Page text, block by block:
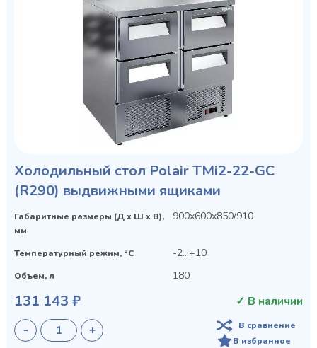
Холодильный стол Polair TMi2-22-GC
(R290) выдвижными ящиками
Габаритные размеры (Д х Ш х В),
мм
900x600x850/910
Температурный режим, °C -2...+10
Объем, л 180
131 143 ₽ ✓ В наличии
В сравнение
В избранное
Privacy notice